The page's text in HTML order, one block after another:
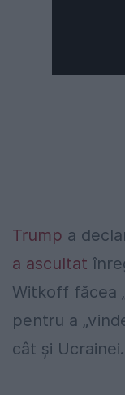
Trump a
a ascultat
Witkoff făcea
pentru a
cât și Ucrainei.